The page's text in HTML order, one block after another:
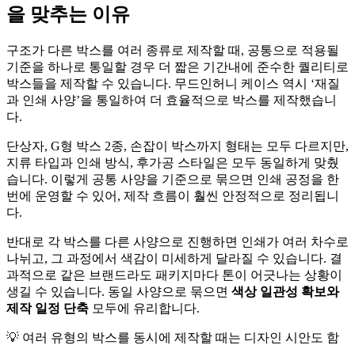
을 맞추는 이유
구조가 다른 박스를 여러 종류로 제작할 때, 공통으로 적용될
기준을 하나로 통일할 경우 더 짧은 기간내에 준수한 퀄리티로
박스들을 제작할 수 있습니다. 무드인허니 케이스 역시 ‘재질
과 인쇄 사양’을 통일하여 더 효율적으로 박스를 제작했습니
다.
단상자, G형 박스 2종, 손잡이 박스까지 형태는 모두 다르지만,
지류 타입과 인쇄 방식, 후가공 스타일은 모두 동일하게 맞췄
습니다. 이렇게 공통 사양을 기준으로 묶으면 인쇄 공정을 한
번에 운영할 수 있어, 제작 흐름이 훨씬 안정적으로 정리됩니
다.
반대로 각 박스를 다른 사양으로 진행하면 인쇄가 여러 차수로
나뉘고, 그 과정에서 색감이 미세하게 달라질 수 있습니다. 결
과적으로 같은 브랜드라도 패키지마다 톤이 어긋나는 상황이
생길 수 있습니다. 동일 사양으로 묶으면 색상 일관성 확보와
제작 일정 단축 모두에 유리합니다.
💡 여러 유형의 박스를 동시에 제작할 때는 디자인 시안도 함